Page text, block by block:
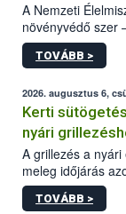
A Nemzeti
növényvédő szer
engedélyokiratát
egészen a
érésű szőlőkben
védekezésre. Az
felhasználók
engedélyezett.
TOVÁBB >
2026. augusztus 6,
Kerti
nyári
A grillezés a
meleg időjárás
gyorsabb
ezért nem csupán
TOVÁBB >